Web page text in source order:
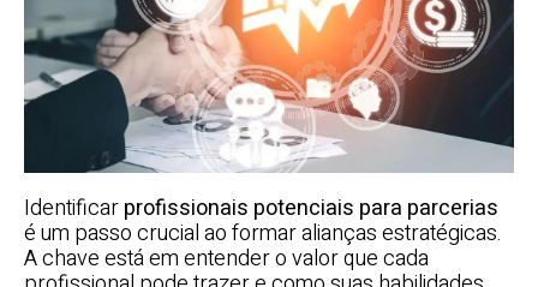
Identificarprofissionais potenciais para parcerias
é um passo crucial ao formar alianças estratégicas.
A chave está em entender o valor que cada